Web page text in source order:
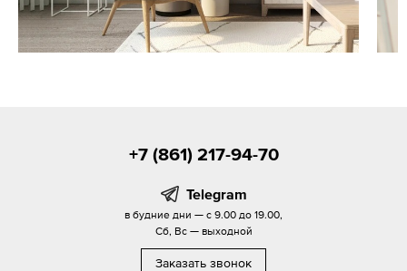
+7 (861) 217-94-70
Telegram
в будние дни — с 9.00 до 19.00,
Сб, Вс — выходной
Заказать звонок